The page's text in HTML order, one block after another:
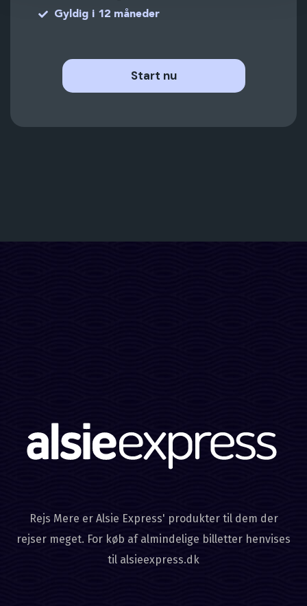
Gyldig i 12 måneder
Start nu
Rejs Mere er Alsie Express' produkter til dem der
rejser meget. For køb af almindelige billetter henvises
til alsieexpress.dk